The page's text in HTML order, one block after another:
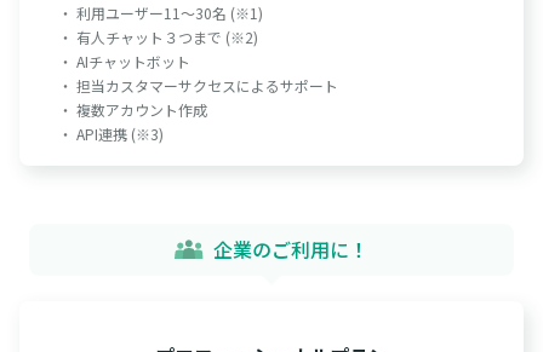
・ 利用ユーザー11～30名 (※1)
・ 有人チャット３つまで (※2)
・ AIチャットボット
・ 担当カスタマーサクセスによるサポート
・ 複数アカウント作成
・ API連携 (※3)
企業のご利用に！